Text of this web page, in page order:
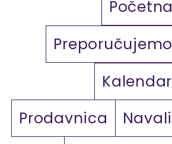
Početna
Preporučujemo
Kalendar
Prodavnica
Navali